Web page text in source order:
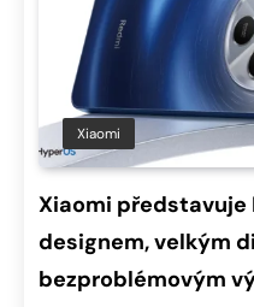
Xiaomi
Xiaomi představuje
designem, velkým
bezproblémovým